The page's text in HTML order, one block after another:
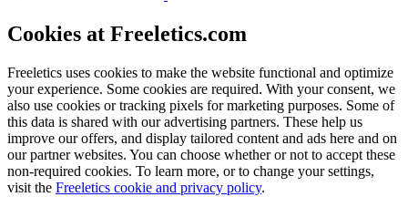
Cookies at Freeletics.com
Freeletics uses cookies to make the website functional and optimize
your experience. Some cookies are required. With your consent, we
also use cookies or tracking pixels for marketing purposes. Some of
this data is shared with our advertising partners. These help us
improve our offers, and display tailored content and ads here and on
our partner websites. You can choose whether or not to accept these
non-required cookies. To learn more, or to change your settings,
visit the Freeletics cookie and privacy policy.